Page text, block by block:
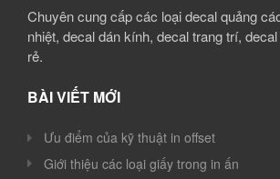
Chuyên cung cấp các loại decal quảng
nhiệt, decal dán kính, decal trang trí,
rẻ.
BÀI VIẾT MỚI
Ưu điểm của kỹ thuật in offset
Giới thiệu các loại giấy trong in ấn